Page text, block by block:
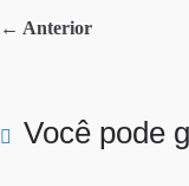
ok
← Anterior
Você pode